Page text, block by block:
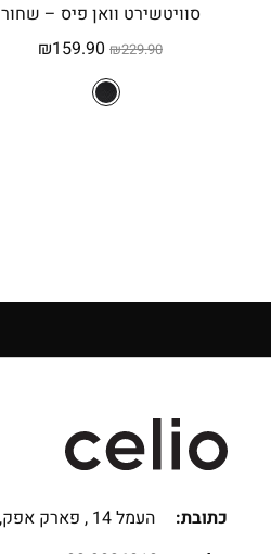
סוויטשירט וואן פיס – שחור
₪229.90
המחיר
המקורי
היה:
₪159.90 המחיר
כתובת:
העמל 14 , פארק אפק, ראש העין (משרדים)